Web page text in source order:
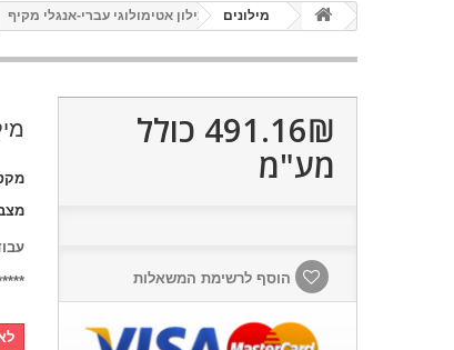
מילונים מילון אטימולוגי עברי-אנגלי מקיף
491.16₪‎ כולל
מע"מ
הוסף לרשימת המשאלות